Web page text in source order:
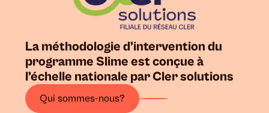
La méthodologie d’intervention du
programme Slime est conçue à
l’échelle nationale par Cler solutions
Qui sommes-nous?